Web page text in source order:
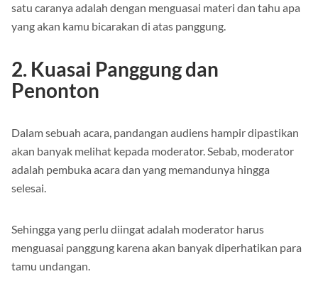
satu caranya adalah dengan menguasai materi dan tahu apa
yang akan kamu bicarakan di atas panggung.
2. Kuasai Panggung dan
Penonton
Dalam sebuah acara, pandangan audiens hampir dipastikan
akan banyak melihat kepada moderator. Sebab, moderator
adalah pembuka acara dan yang memandunya hingga
selesai.
Sehingga yang perlu diingat adalah moderator harus
menguasai panggung karena akan banyak diperhatikan para
tamu undangan.